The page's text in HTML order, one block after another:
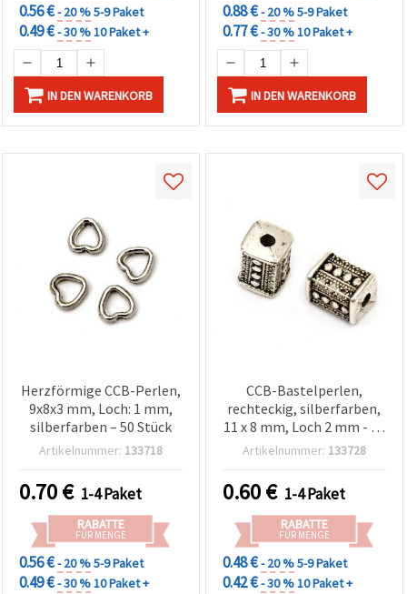
0.56 €- 20 %5-9 Paket
0.49 €- 30 %10 Paket +
IN DEN WARENKORB
0.88 €- 20 %5-9 Paket
0.77 €- 30 %10 Paket +
IN DEN WARENKORB
Herzförmige CCB-Perlen,
9x8x3 mm, Loch: 1 mm,
silberfarben – 50 Stück
Artikelnummer: 133718
0.70€ 1-4 Paket
RABATTE
FÜR MENGE
0.56 €- 20 %5-9 Paket
0.49 €- 30 %10 Paket +
CCB-Bastelperlen,
rechteckig, silberfarben,
11 x 8 mm, Loch 2 mm - 10
Stück
Artikelnummer: 133728
0.60€ 1-4 Paket
RABATTE
FÜR MENGE
0.48 €- 20 %5-9 Paket
0.42 €- 30 %10 Paket +